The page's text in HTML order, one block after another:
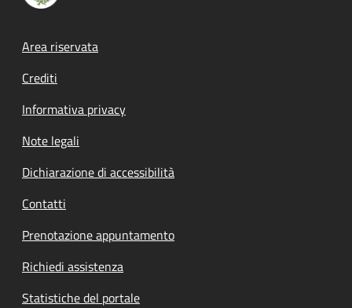
Footer menu
Area riservata
Crediti
Informativa privacy
Note legali
Dichiarazione di accessibilità
Contatti
Prenotazione appuntamento
Richiedi assistenza
Statistiche del portale